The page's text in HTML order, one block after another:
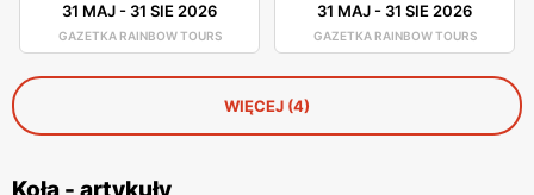
31 MAJ- 31 SIE 2026
GAZETKA RAINBOW TOURS
31 MAJ- 31 SIE 2026
GAZETKA RAINBOW TOURS
WIĘCEJ (4)
Koła - artykuły